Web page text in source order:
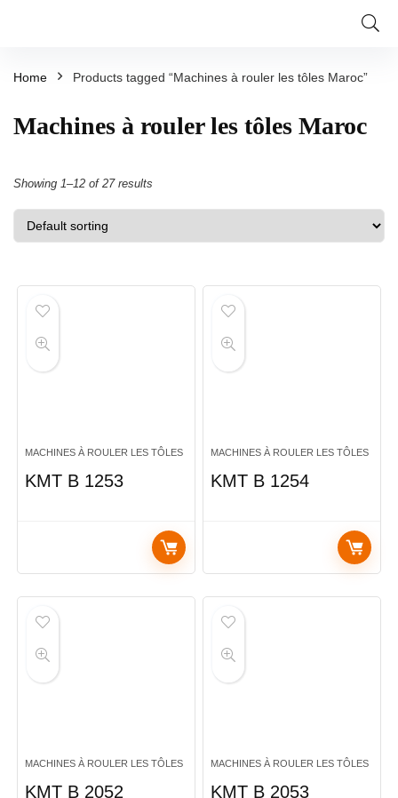
Home Products tagged “Machines à rouler les tôles Maroc”
Machines à rouler les tôles Maroc
Showing 1–12 of 27 results
MACHINES À ROULER LES TÔLES
KMT B 1253
MACHINES À ROULER LES TÔLES
KMT B 1254
MACHINES À ROULER LES TÔLES
KMT B 2052
MACHINES À ROULER LES TÔLES
KMT B 2053